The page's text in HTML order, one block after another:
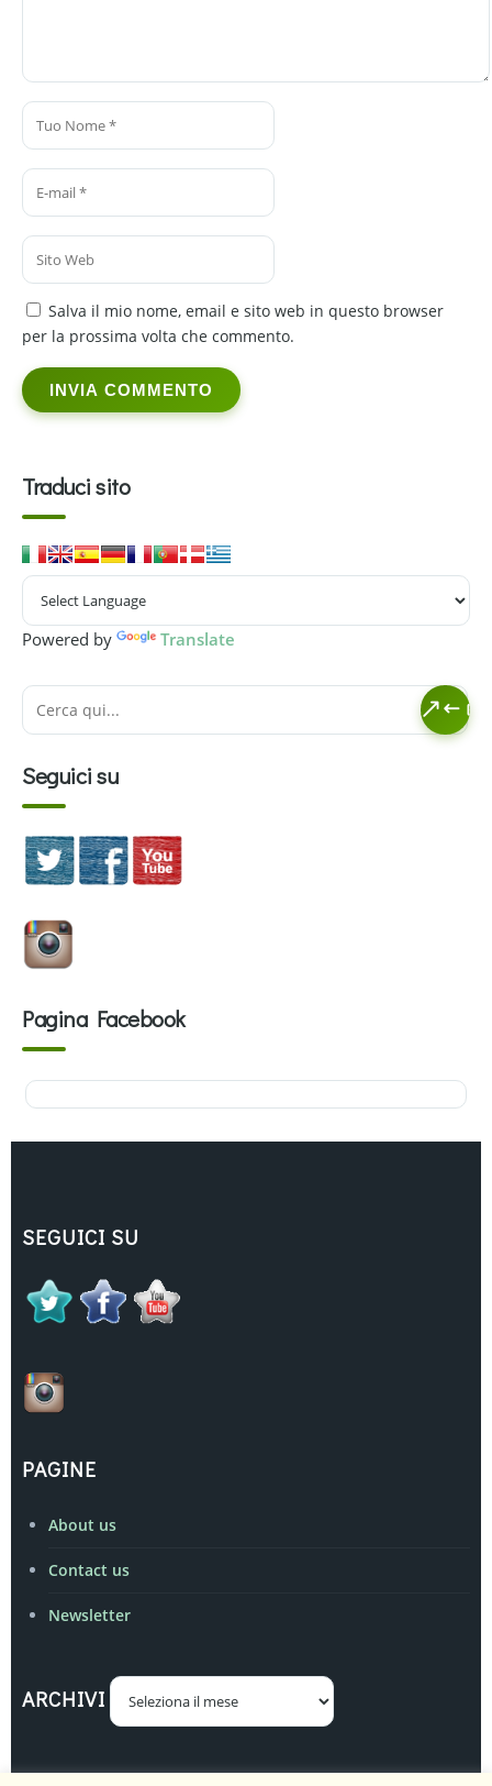
Salva il mio nome, email e sito web in questo browser
per la prossima volta che commento.
Traduci sito
Powered by Translate
Seguici su
Pagina Facebook
SEGUICI SU
PAGINE
About us
Contact us
Newsletter
ARCHIVI Archivi
Realizzato ed amministrato da